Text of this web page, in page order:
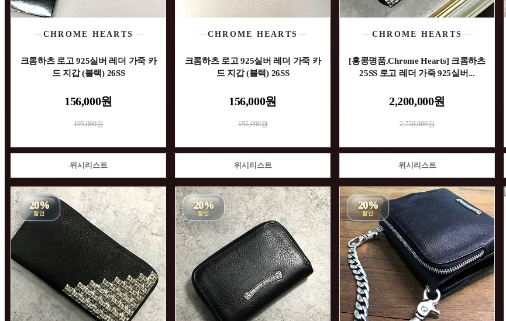
CHROME HEARTS
크롬하츠 로고 925실버 레더 가죽 카
드 지갑 (블랙) 26SS
156,000원
195,000원
위시리스트
CHROME HEARTS
크롬하츠 로고 925실버 레더 가죽 카
드 지갑 (블랙) 26SS
156,000원
195,000원
위시리스트
CHROME HEARTS
[홍콩명품.Chrome Hearts] 크롬하츠
25SS 로고 레더 가죽 925실버...
2,200,000원
2,750,000원
위시리스트
20%
할인
20%
할인
20%
할인